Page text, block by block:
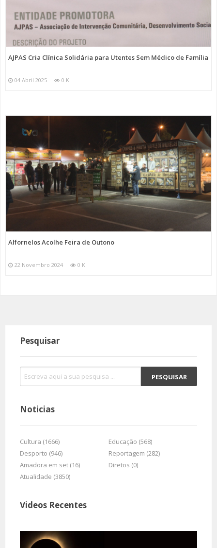
AJPAS Cria Clínica Solidária para Utentes Sem Médico de Família
04 Abril 2025 0 K
Alfornelos Acolhe Feira de Outono
22 Novembro 2024 0 K
Pesquisar
Noticias
Cultura (1666)
Educação (568)
Desporto (946)
Reportagem (282)
Amadora em set (16)
Diretos (0)
Atualidade (3850)
Videos Recentes